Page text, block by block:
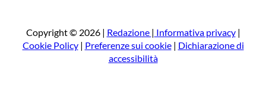
a
Copyright © 2026 | Redazione | Informativa privacy|
Cookie Policy| Preferenze sui cookie| Dichiarazione di
accessibilità